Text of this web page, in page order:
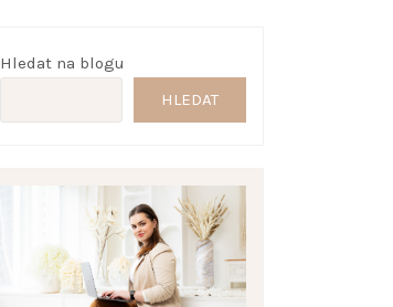
Hledat na blogu
HLEDAT